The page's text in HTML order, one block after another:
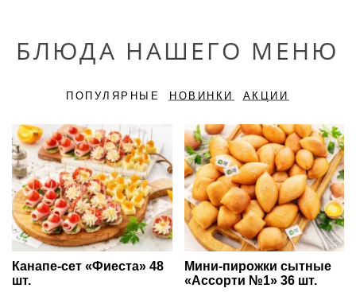
БЛЮДА НАШЕГО МЕНЮ
ПОПУЛЯРНЫЕ НОВИНКИ АКЦИИ
Канапе-сет «Фиеста» 48
шт.
Мини-пирожки сытные
«Ассорти №1» 36 шт.